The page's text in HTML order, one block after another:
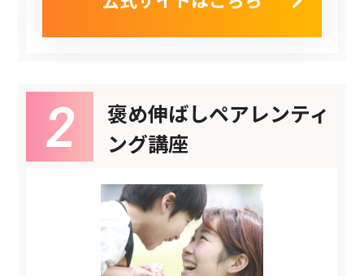
褒め伸ばしペアレンティ
ング講座